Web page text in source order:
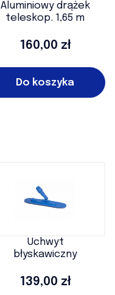
Aluminiowy drążek
teleskop. 1,65 m
Cena
160,00 zł
Do koszyka
Uchwyt
błyskawiczny
Cena
139,00 zł